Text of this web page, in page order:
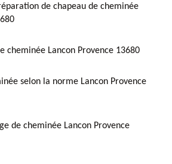
de chapeau de cheminée
cheminée Lancon Provence 13680
selon la norme Lancon Provence
de cheminée Lancon Provence